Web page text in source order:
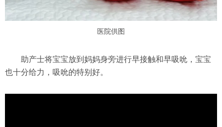
医院供图
助产士将宝宝放到妈妈身旁进行早接触和早吸吮，宝宝
也十分给力，吸吮的特别好。